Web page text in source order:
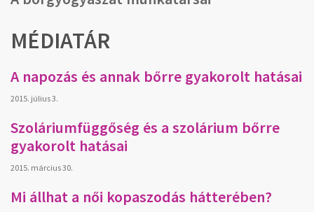
MÉDIATÁR
A napozás és annak bőrre gyakorolt hatásai
2015. július 3.
Szoláriumfüggőség és a szolárium bőrre
gyakorolt hatásai
2015. március 30.
Mi állhat a női kopaszodás hátterében?